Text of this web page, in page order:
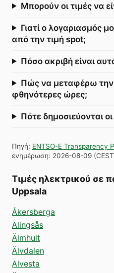
Μπορούν οι τιμές να
Γιατί ο λογαριασμός
από την τιμή spot;
Πόσο ακριβή είναι
Πώς να μεταφέρω
φθηνότερες ώρες;
Πότε δημοσιεύονται
Πηγή: ENTSO-E Transparency
ενημέρωση: 2026-08-09 (CEST
Τιμές ηλεκτρικού σε
Uppsala
Åkersberga
Alingsås
Älmhult
Älvdalen
Alvesta